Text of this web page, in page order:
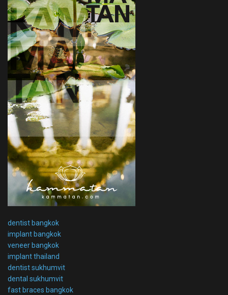
dentist bangkok
implant bangkok
veneer bangkok
implant thailand
dentist sukhumvit
dental sukhumvit
fast braces bangkok